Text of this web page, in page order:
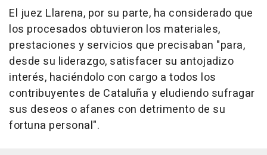
El juez Llarena, por su parte, ha considerado que
los procesados obtuvieron los materiales,
prestaciones y servicios que precisaban "para,
desde su liderazgo, satisfacer su antojadizo
interés, haciéndolo con cargo a todos los
contribuyentes de Cataluña y eludiendo sufragar
sus deseos o afanes con detrimento de su
fortuna personal".